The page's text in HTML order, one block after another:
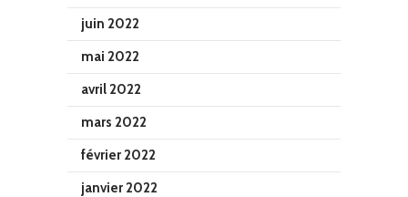
juin 2022
mai 2022
avril 2022
mars 2022
février 2022
janvier 2022